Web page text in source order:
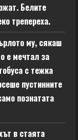
Белите
трепереха.
му, сякаш
е мечтал за
с тежка
пустинните
познатата
в стаята